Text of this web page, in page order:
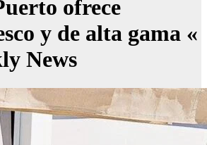
ofrece
y de alta gama «
News